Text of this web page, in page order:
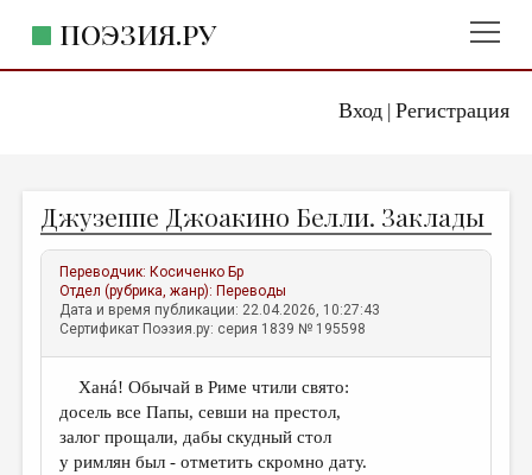
Вход| Регистрация
ПОЭЗИЯ.РУ
ЖАНРЫ
АВТОРЫ
КОММЕНТАРИИ
ЛИТСАЛОН
НОВОСТИ
ПРАВИЛА САЙТА
Джузеппе Джоакино Белли. Заклады
Переводчик: Косиченко Бр
Отдел (рубрика, жанр): Переводы
Дата и время публикации: 22.04.2026, 10:27:43
Сертификат Поэзия.ру: серия 1839 № 195598
Ханá! Обычай в Риме чтили свято:
досель все Папы, севши на престол,
залог прощали, дабы скудный стол
у римлян был - отметить скромно дату.